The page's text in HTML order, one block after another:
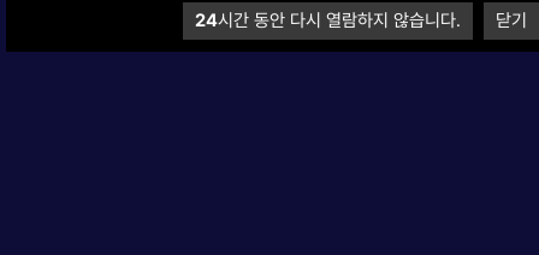
24시간 동안 다시 열람하지 않습니다. 닫기
24시간 동안 다시 열람하지 않습니다. 닫기